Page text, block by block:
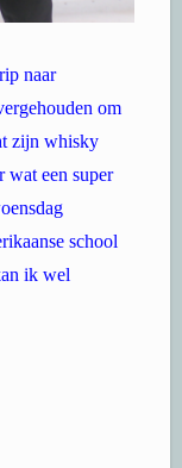
naar
om
zijn whisky
wat een super
school
ik wel